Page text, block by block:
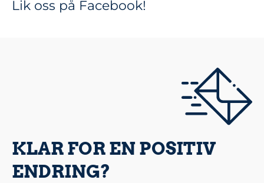
Lik oss på Facebook!
KLAR FOR EN POSITIV
ENDRING?